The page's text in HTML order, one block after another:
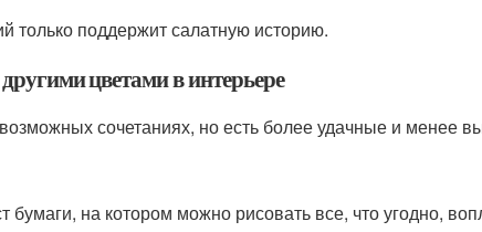
только поддержит салатную историю.
цветами в интерьере
сочетаниях, но есть более удачные и менее
бумаги, на котором можно рисовать все, что угодно,